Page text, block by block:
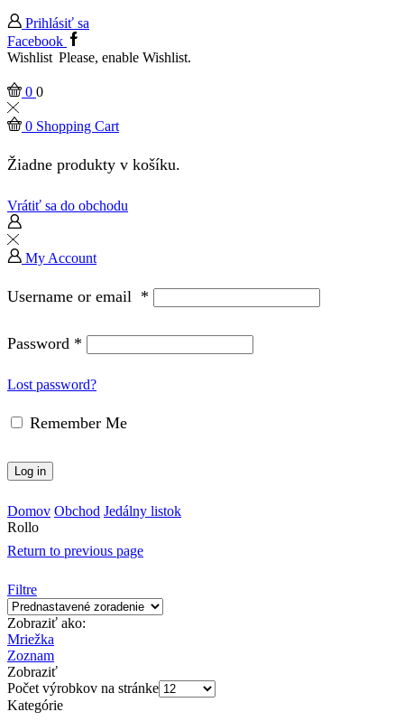
Prihlásiť sa
Facebook
Wishlist Please, enable Wishlist.
0 0
0 Shopping Cart
Žiadne produkty v košíku.
Vrátiť sa do obchodu
My Account
Username or email *
Password *
Lost password?
Remember Me
Log in
Domov Obchod Jedálny listok
Rollo
Return to previous page
Filtre
Zobraziť ako:
Mriežka
Zoznam
Zobraziť
Počet výrobkov na stránke
Kategórie